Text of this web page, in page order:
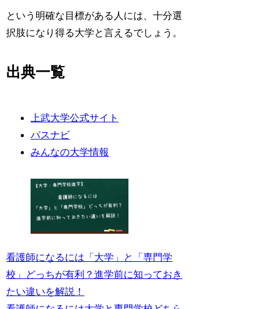
という明確な目標がある人には、十分選
択肢になり得る大学と言えるでしょう。
出典一覧
上武大学公式サイト
パスナビ
みんなの大学情報
看護師になるには「大学」と「専門学
校」どっちが有利？進学前に知っておき
たい違いを解説！